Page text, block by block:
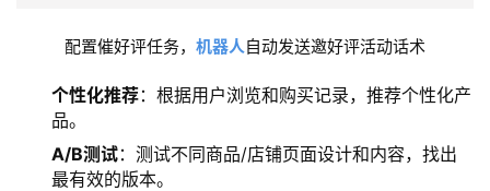
配置催好评任务， 机器人自动发送邀好评活动话术
个性化推荐：根据用户浏览和购买记录，推荐个性化产
品。
A/B测试：测试不同商品/店铺页面设计和内容，找出
最有效的版本。